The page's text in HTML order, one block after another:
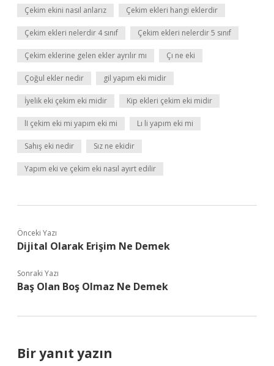
Çekim ekini nasıl anlarız Çekim ekleri hangi eklerdir
Çekim ekleri nelerdir 4 sınıf Çekim ekleri nelerdir 5 sınıf
Çekim eklerine gelen ekler ayrılır mı Çı ne eki
Çoğul ekler nedir gil yapım eki midir
İyelik eki çekim eki midir Kip ekleri çekim eki midir
lI çekim eki mi yapım eki mi Lı li yapım eki mi
Sahış eki nedir Sız ne ekidir
Yapım eki ve çekim eki nasıl ayırt edilir
Önceki Yazı
Dijital Olarak Erişim Ne Demek
Sonraki Yazı
Baş Olan Boş Olmaz Ne Demek
Bir yanıt yazın